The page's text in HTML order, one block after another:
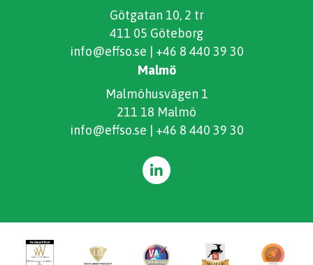
Götgatan 10, 2 tr
411 05 Göteborg
info@effso.se
+46 8 440 39 30
Malmö
Malmöhusvägen 1
211 18 Malmö
info@effso.se
+46 8 440 39 30